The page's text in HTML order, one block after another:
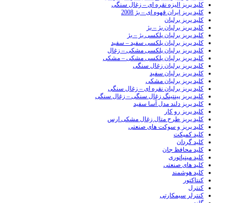
کلید پریز الیزه نقره ای – زغال سنگی
کلید پریز ایران قهوه ای – بژ 2008
کلید پریز برلیان
کلید پریز برلیان بژ – بژ
کلید پریز برلیان پلکسی بژ – بژ
کلید پریز برلیان پلکسی سفید – سفید
کلید پریز برلیان پلکسی مشکی – زغال
کلید پریز برلیان پلکسی مشکی – مشکی
کلید پریز برلیان زغال سنگی
کلید پریز برلیان سفید
کلید پریز برلیان مشکی
کلید پریز برلیان نقره ای – زغال سنگی
کلید پریز پینتینگ زغال سنگی – زغال سنگی
کلید پریز دلند مدل آسا سفید
کلید پریز رو کار
کلید پریز طرح متال زغال مشکی ارس
کلید پریز و سوکت های صنعتی
کلید کمپکت
کلید گردان
کلید محافظ جان
کلید مینیاتوری
کلید های صنعتی
کلید هوشمند
کنتاکتور
کنترل
کنترلر سیمکارتی